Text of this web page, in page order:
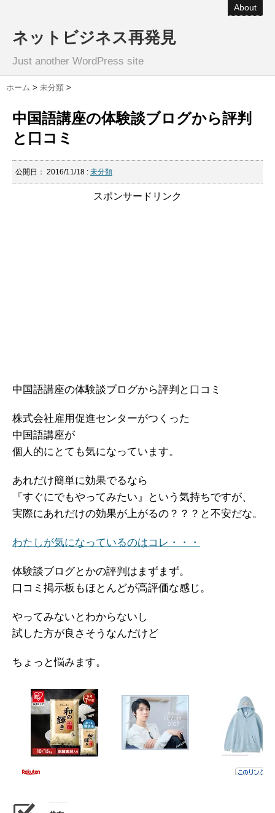
About
ネットビジネス再発見
Just another WordPress site
ホーム > 未分類 >
中国語講座の体験談ブログから評判
と口コミ
公開日： 2016/11/18 : 未分類
スポンサードリンク
中国語講座の体験談ブログから評判と口コミ
株式会社雇用促進センターがつくった
中国語講座が
個人的にとても気になっています。
あれだけ簡単に効果でるなら
『すぐにでもやってみたい』という気持ちですが、
実際にあれだけの効果が上がるの？？？と不安だな。
わたしが気になっているのはコレ・・・
体験談ブログとかの評判はまずまず。
口コミ掲示板もほとんどが高評価な感じ。
やってみないとわからないし
試した方が良さそうなんだけど
ちょっと悩みます。